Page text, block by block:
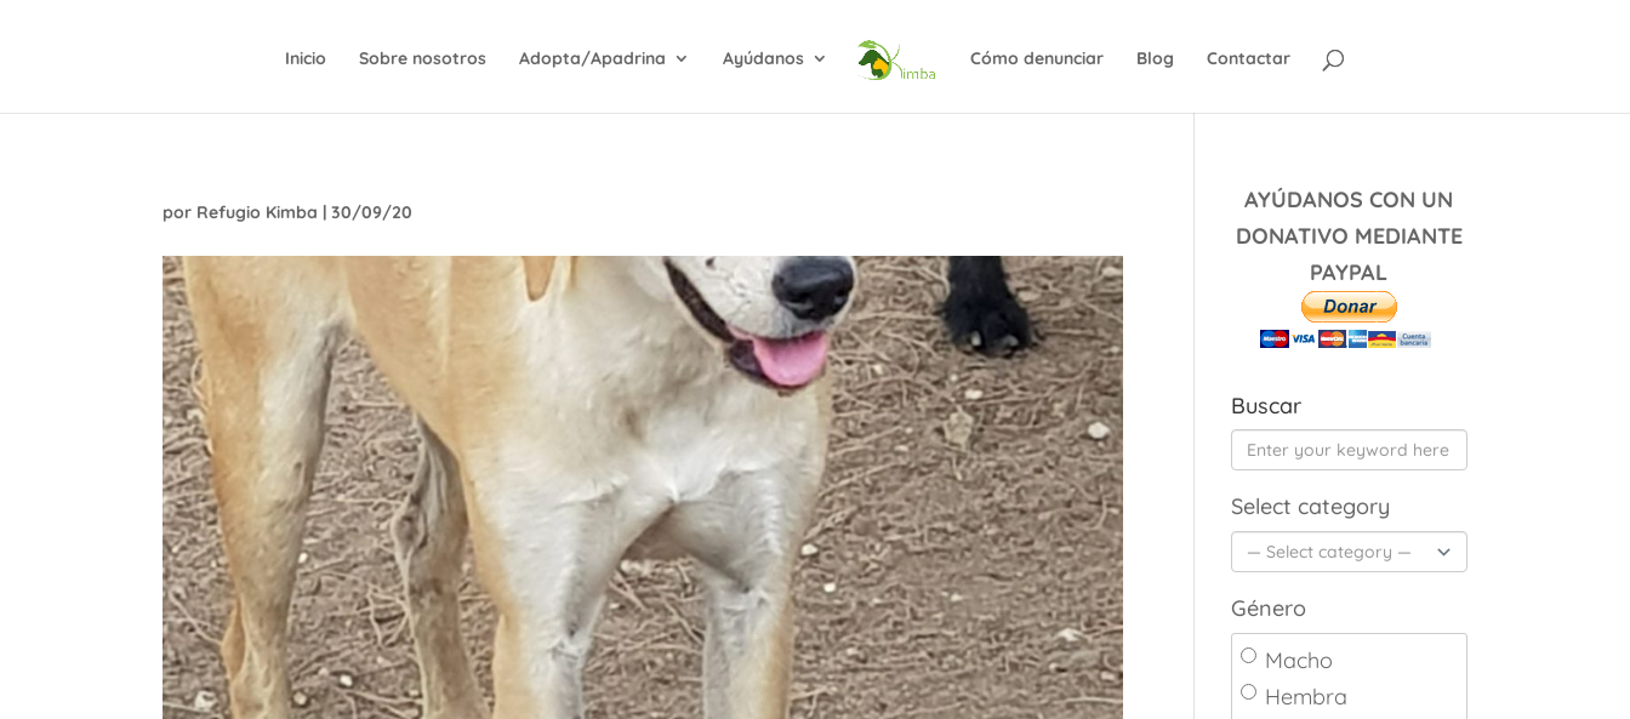
Inicio Sobre nosotros Adopta/Apadrina Ayúdanos Cómo denunciar Blog Contactar
por Refugio Kimba |30/09/20
AYÚDANOS CON UN
DONATIVO MEDIANTE
PAYPAL
Buscar
Select category
Género
Macho
Hembra